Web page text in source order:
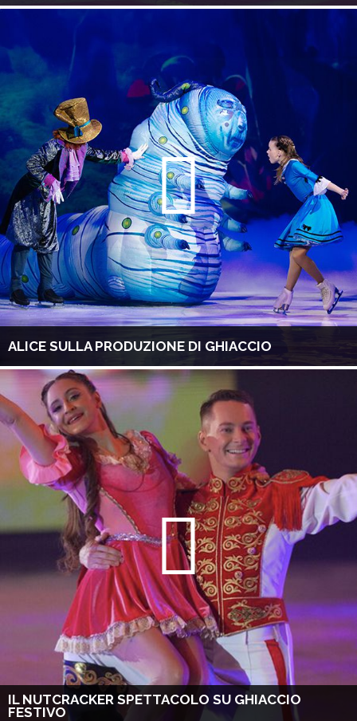
ALICE SULLA PRODUZIONE DI GHIACCIO
IL NUTCRACKER SPETTACOLO SU GHIACCIO
FESTIVO